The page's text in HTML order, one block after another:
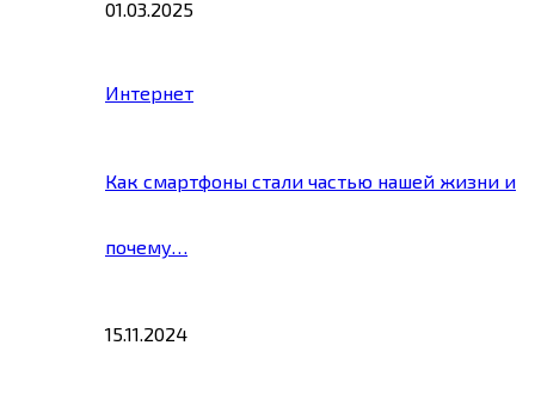
01.03.2025
Интернет
Как смартфоны стали частью нашей жизни и
почему…
15.11.2024